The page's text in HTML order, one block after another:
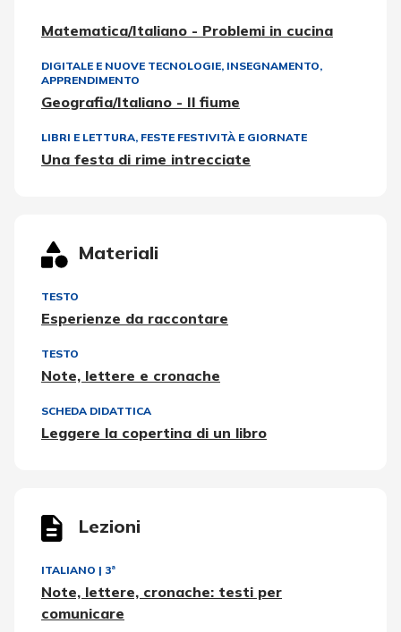
Matematica/Italiano - Problemi in cucina
DIGITALE E NUOVE TECNOLOGIE, INSEGNAMENTO,
APPRENDIMENTO
Geografia/Italiano - Il fiume
LIBRI E LETTURA, FESTE FESTIVITÀ E GIORNATE
Una festa di rime intrecciate
Materiali
TESTO
Esperienze da raccontare
TESTO
Note, lettere e cronache
SCHEDA DIDATTICA
Leggere la copertina di un libro
Lezioni
ITALIANO | 3ª
Note, lettere, cronache: testi per
comunicare